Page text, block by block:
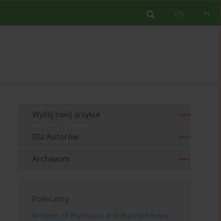
PL
EN
Wyślij swój artykuł
Dla Autorów
Archiwum
Polecamy
Archives of Psychiatry and Psychotherapy